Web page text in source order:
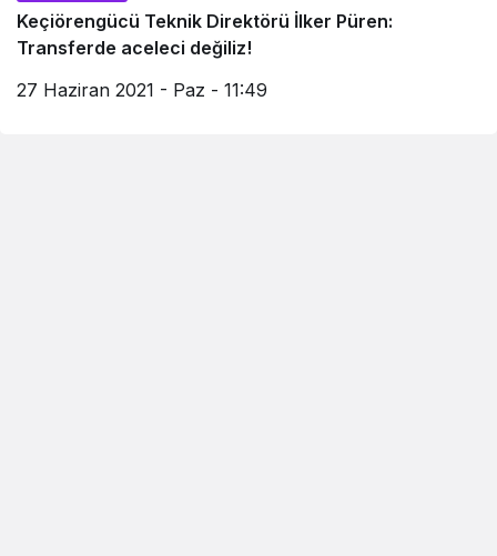
Keçiörengücü Teknik Direktörü İlker Püren:
Transferde aceleci değiliz!
27 Haziran 2021 - Paz - 11:49